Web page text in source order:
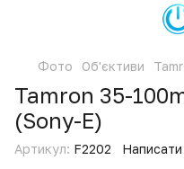
Фото Об'єктиви
Tamron 35-
(Sony-E)
Артикул: F2202 Написати